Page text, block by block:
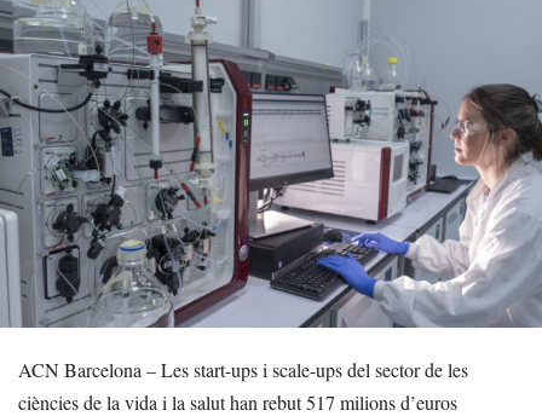
ACN Barcelona – Les start-ups i scale-ups del sector de les
ciències de la vida i la salut han rebut 517 milions d’euros